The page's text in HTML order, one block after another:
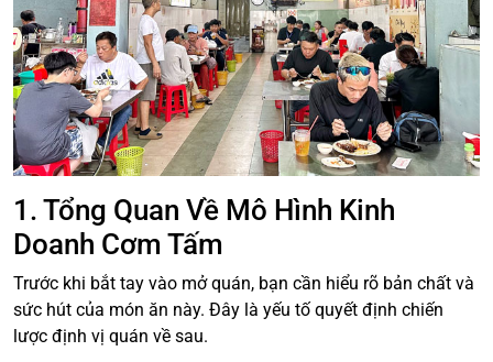
1. Tổng Quan Về Mô Hình Kinh
Doanh Cơm Tấm
Trước khi bắt tay vào mở quán, bạn cần hiểu rõ bản chất và
sức hút của món ăn này. Đây là yếu tố quyết định chiến
lược định vị quán về sau.